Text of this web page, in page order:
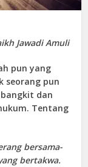
Jawadi Amuli
pun yang
seorang pun
dan
Tentang
bersama-
bertakwa.